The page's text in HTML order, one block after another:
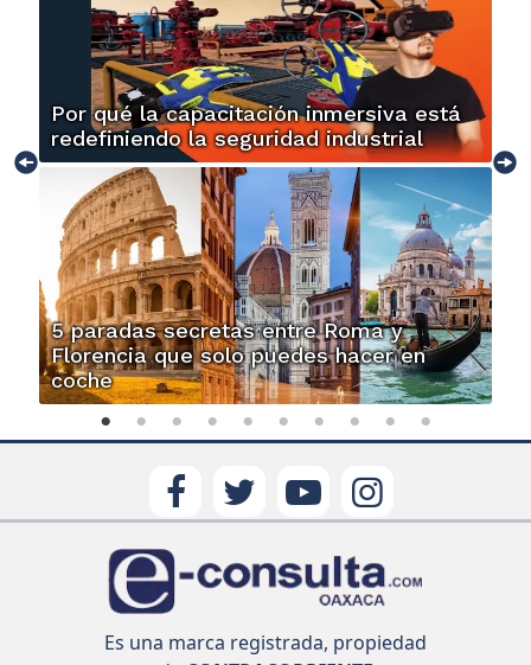
Por qué la capacitación inmersiva está
redefiniendo la seguridad industrial
5 paradas secretas entre Roma y
Florencia que solo puedes hacer en
coche
Es una marca registrada, propiedad